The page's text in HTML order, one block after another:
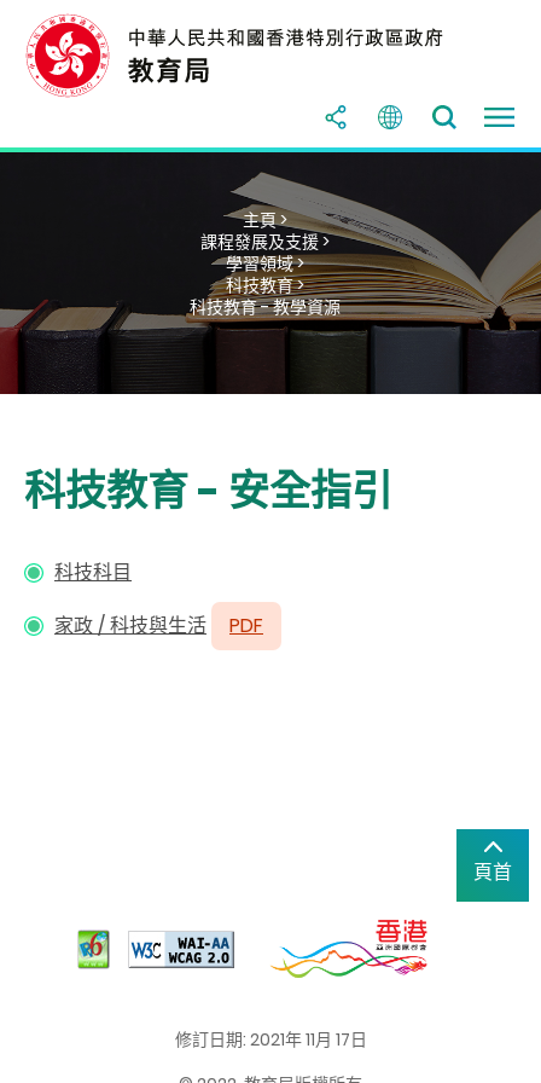
主頁 >
課程發展及支援 >
學習領域 >
科技教育 >
科技教育 - 教學資源
科技教育 - 安全指引
科技科目
家政 / 科技與生活
PDF
頁首
修訂日期: 2021年 11月 17日